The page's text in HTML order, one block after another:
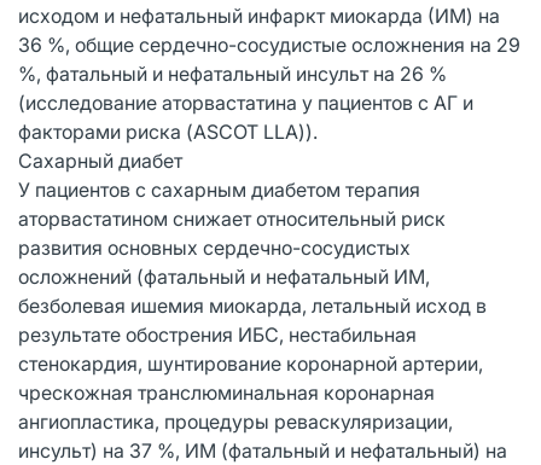
исходом и нефатальный инфаркт миокарда (ИМ) на
36 %, общие сердечно-сосудистые осложнения на 29
%, фатальный и нефатальный инсульт на 26 %
(исследование аторвастатина у пациентов с АГ и
факторами риска (ASCOT LLA)).
Сахарный диабет
У пациентов с сахарным диабетом терапия
аторвастатином снижает относительный риск
развития основных сердечно-сосудистых
осложнений (фатальный и нефатальный ИМ,
безболевая ишемия миокарда, летальный исход в
результате обострения ИБС, нестабильная
стенокардия, шунтирование коронарной артерии,
чрескожная транслюминальная коронарная
ангиопластика, процедуры реваскуляризации,
инсульт) на 37 %, ИМ (фатальный и нефатальный) на